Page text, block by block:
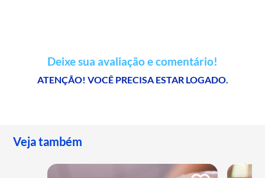
Deixe sua avaliação e comentário!
ATENÇÃO! VOCÊ PRECISA ESTAR LOGADO.
Veja também